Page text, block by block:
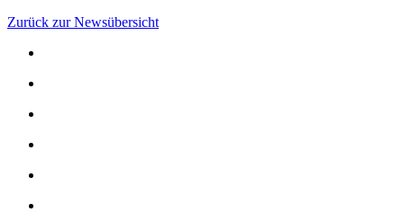
Zurück zur Newsübersicht